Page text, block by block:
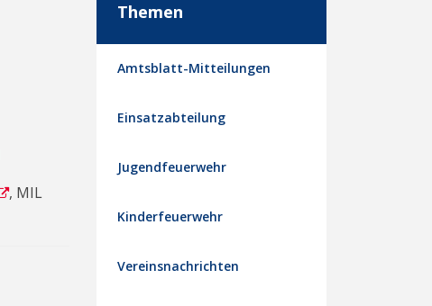
, MIL
Themen
Amtsblatt-Mitteilungen
Einsatzabteilung
Jugendfeuerwehr
Kinderfeuerwehr
Vereinsnachrichten